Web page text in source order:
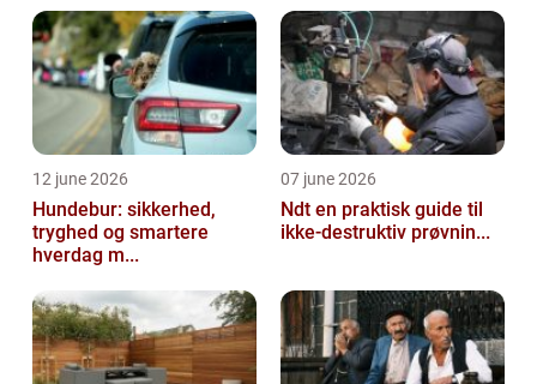
Hvis du er indehaver af en indus...
12 june 2026
Hundebur: sikkerhed,
tryghed og smartere
hverdag m...
07 june 2026
Ndt en praktisk guide til
ikke-destruktiv prøvnin...